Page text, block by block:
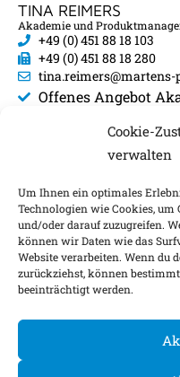
Cookie-
verwalten
Um Ihnen ein optimales
Technologien wie Cookies,
und/oder darauf zuzugreifen.
können wir Daten wie das
Website verarbeiten. Wenn du
zurückziehst, können
beeinträchtigt werden.
TINA REIMERS
Akademie und
+49 (0) 451 88 18 103
+49 (0) 451 88 18 280
tina.reimers@martens-
Offenes Angebot
Arbeitskreise
Impressum
Datenschutz
Cookie-Einstellungen
©